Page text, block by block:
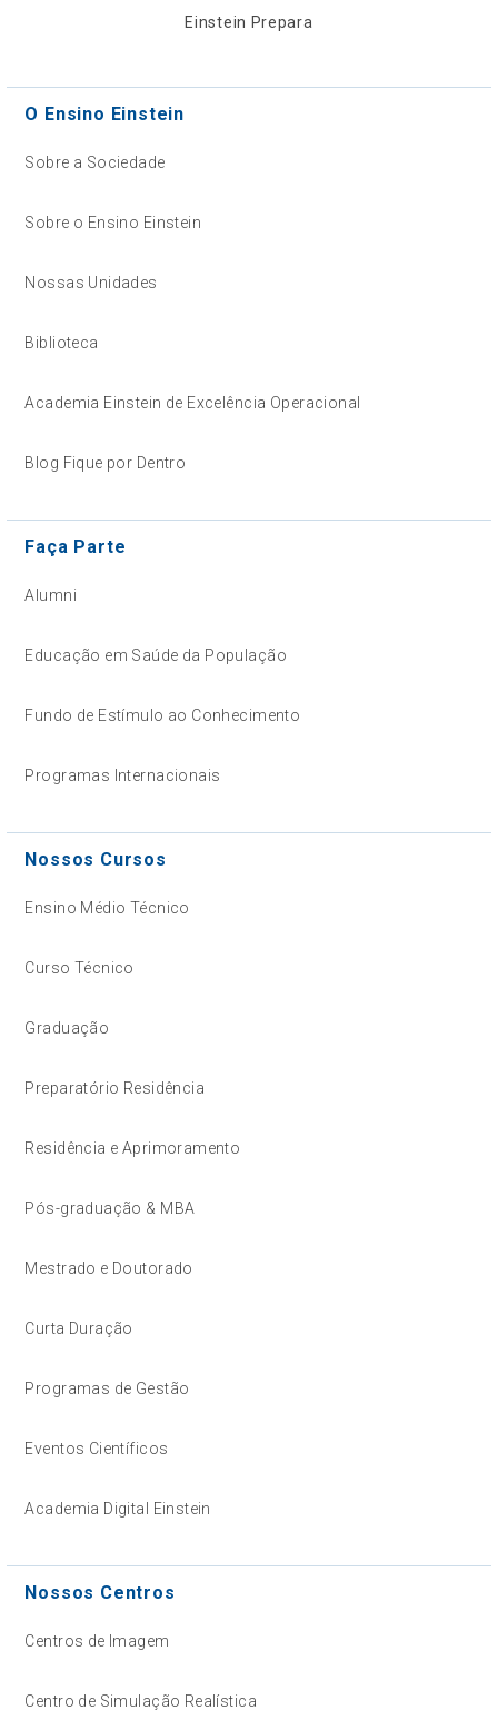
Einstein Prepara
O Ensino Einstein
Sobre a Sociedade
Sobre o Ensino Einstein
Nossas Unidades
Biblioteca
Academia Einstein de Excelência Operacional
Blog Fique por Dentro
Faça Parte
Alumni
Educação em Saúde da População
Fundo de Estímulo ao Conhecimento
Programas Internacionais
Nossos Cursos
Ensino Médio Técnico
Curso Técnico
Graduação
Preparatório Residência
Residência e Aprimoramento
Pós-graduação & MBA
Mestrado e Doutorado
Curta Duração
Programas de Gestão
Eventos Científicos
Academia Digital Einstein
Nossos Centros
Centros de Imagem
Centro de Simulação Realística